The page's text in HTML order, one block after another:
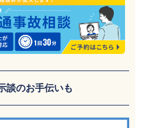
談のお手伝いも